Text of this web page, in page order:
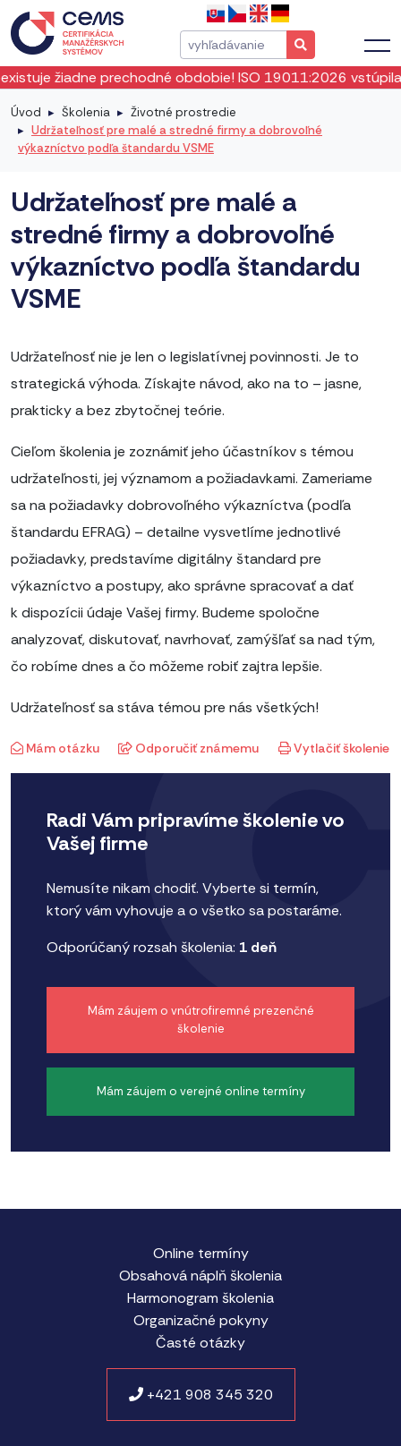
vstúpila do platnosti okamžite od mája
Úvod Školenia
Životné prostredie
Udržateľnosť pre malé a stredné firmy a dobrovoľné
výkazníctvo podľa štandardu VSME
Udržateľnosť pre malé a
stredné firmy a dobrovoľné
výkazníctvo podľa štandardu
VSME
Udržateľnosť nie je len o legislatívnej povinnosti. Je to
strategická výhoda. Získajte návod, ako na to – jasne,
prakticky a bez zbytočnej teórie.
Cieľom školenia je zoznámiť jeho účastníkov s témou
udržateľnosti, jej významom a požiadavkami. Zameriame
sa na požiadavky dobrovoľného výkazníctva (podľa
štandardu EFRAG) – detailne vysvetlíme jednotlivé
požiadavky, predstavíme digitálny štandard pre
výkazníctvo a postupy, ako správne spracovať a dať
k dispozícii údaje Vašej firmy. Budeme spoločne
analyzovať, diskutovať, navrhovať, zamýšľať sa nad tým,
čo robíme dnes a čo môžeme robiť zajtra lepšie.
Udržateľnosť sa stáva témou pre nás všetkých!
Mám otázku Odporučiť známemu Vytlačiť školenie
Radi Vám pripravíme školenie vo
Vašej firme
Nemusíte nikam chodiť. Vyberte si termín,
ktorý vám vyhovuje a o všetko sa postaráme.
Odporúčaný rozsah školenia: 1 deň
Mám záujem o vnútrofiremné prezenčné
školenie
Mám záujem o verejné online termíny
Online termíny
Obsahová náplň školenia
Harmonogram školenia
Organizačné pokyny
Časté otázky
+421 908 345 320